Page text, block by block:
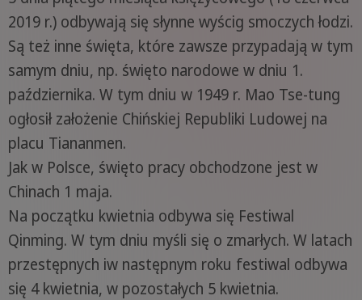
2019 r.) odbywają się słynne wyścig smoczych łodzi.
Są też inne święta, które zawsze przypadają w tym
samym dniu, np. święto narodowe w dniu 1.
października. W tym dniu w 1949 r. Mao Tse-tung
ogłosił założenie Chińskiej Republiki Ludowej na
placu Tiananmen.
Jak w Polsce, święto pracy obchodzone jest w
Chinach 1 maja.
Na początku kwietnia odbywa się Festiwal
Qinming. W tym dniu myśli się o zmarłych. W latach
przestępnych iw następnym roku festiwal odbywa
się 4 kwietnia, w pozostałych 5 kwietnia.